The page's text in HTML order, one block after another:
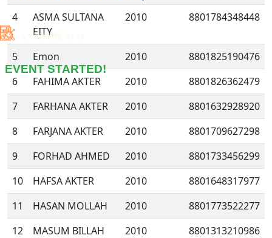
২৭ ডিসেম্বর, ২০২৫
EVENT STARTED!
4
ASMA SULTANA
EITY
2010 8801784348448
5 Emon 2010
8801825190476
6
FAHIMA AKTER 2010
8801826362479
7
FARHANA AKTER 2010
8801632928920
8
FARJANA AKTER 2010
8801709627298
9
FORHAD AHMED 2010
8801733456299
10
HAFSA AKTER 2010
8801648317977
11
HASAN MOLLAH 2010
8801773522277
12
MASUM BILLAH 2010
8801313210986